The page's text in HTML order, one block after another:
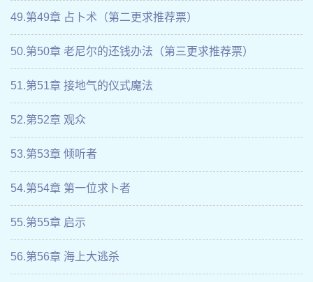
49.第49章 占卜术（第二更求推荐票）
50.第50章 老尼尔的还钱办法（第三更求推荐票）
51.第51章 接地气的仪式魔法
52.第52章 观众
53.第53章 倾听者
54.第54章 第一位求卜者
55.第55章 启示
56.第56章 海上大逃杀